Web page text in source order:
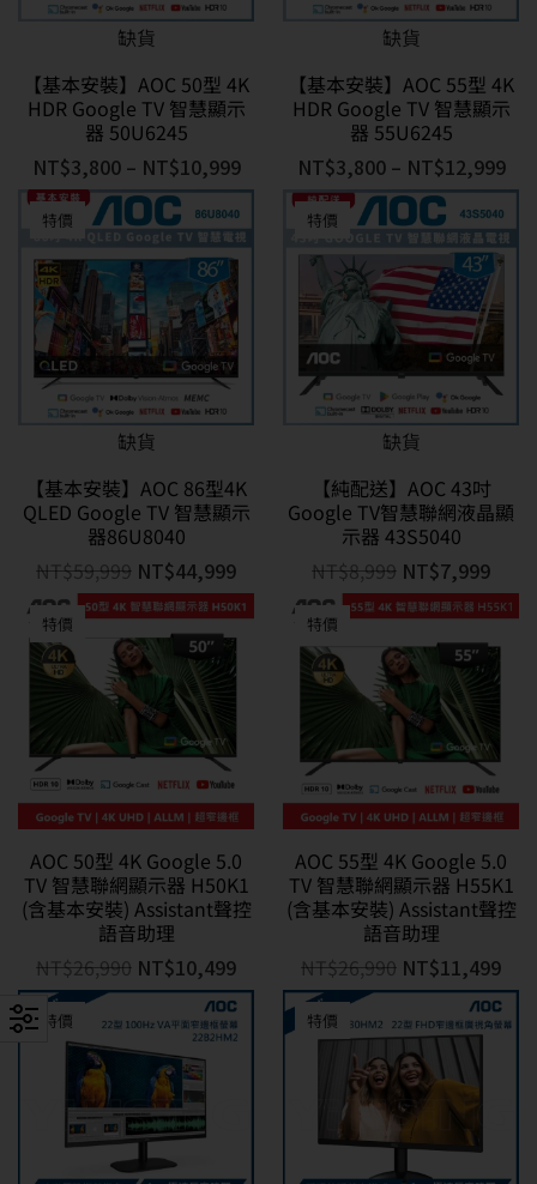
缺貨
【基本安裝】AOC 50型 4K
HDR Google TV 智慧顯示
器 50U6245
NT$3,800 – NT$10,999
缺貨
【基本安裝】AOC 55型 4K
HDR Google TV 智慧顯示
器 55U6245
NT$3,800 – NT$12,999
特價
缺貨
【基本安裝】AOC 86型4K
QLED Google TV 智慧顯示
器86U8040
NT$59,999 NT$44,999
特價
缺貨
【純配送】AOC 43吋
Google TV智慧聯網液晶顯
示器 43S5040
NT$8,999 NT$7,999
特價
AOC 50型 4K Google 5.0
TV 智慧聯網顯示器 H50K1
(含基本安裝) Assistant聲控
語音助理
NT$26,990 NT$10,499
特價
AOC 55型 4K Google 5.0
TV 智慧聯網顯示器 H55K1
(含基本安裝) Assistant聲控
語音助理
NT$26,990 NT$11,499
特價 特價